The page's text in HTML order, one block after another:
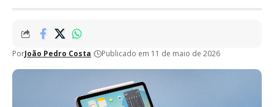
PorJoão Pedro Costa Publicado em 11 de maio de 2026